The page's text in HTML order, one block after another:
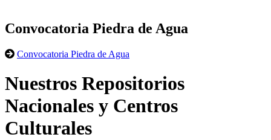
Convocatoria Piedra de Agua
Convocatoria Piedra de Agua
Nuestros Repositorios
Nacionales y Centros
Culturales